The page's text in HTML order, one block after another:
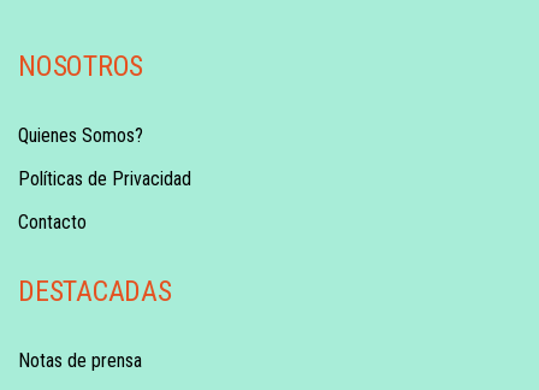
NOSOTROS
Quienes Somos?
Políticas de Privacidad
Contacto
DESTACADAS
Notas de prensa